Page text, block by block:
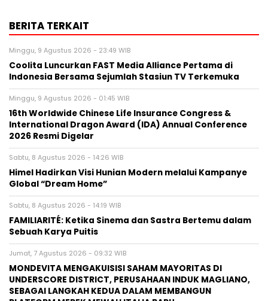
BERITA TERKAIT
Minggu, 9 Agustus 2026 - 23:49 WIB
Coolita Luncurkan FAST Media Alliance Pertama di
Indonesia Bersama Sejumlah Stasiun TV Terkemuka
Minggu, 9 Agustus 2026 - 01:45 WIB
16th Worldwide Chinese Life Insurance Congress &
International Dragon Award (IDA) Annual Conference
2026 Resmi Digelar
Sabtu, 8 Agustus 2026 - 14:26 WIB
Himel Hadirkan Visi Hunian Modern melalui Kampanye
Global “Dream Home”
Sabtu, 8 Agustus 2026 - 14:19 WIB
FAMILIARITÉ: Ketika Sinema dan Sastra Bertemu dalam
Sebuah Karya Puitis
Jumat, 7 Agustus 2026 - 09:32 WIB
MONDEVITA MENGAKUISISI SAHAM MAYORITAS DI
UNDERSCORE DISTRICT, PERUSAHAAN INDUK MAGLIANO,
SEBAGAI LANGKAH KEDUA DALAM MEMBANGUN